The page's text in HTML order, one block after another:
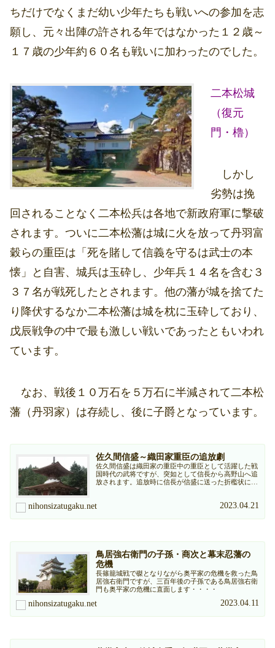
ちだけでなくまだ幼い少年たちも戦いへの参加を志
願し、元々出陣の許される年ではなかった１２歳～
１７歳の少年約６０名も戦いに加わったのでした。
二本松城
（復元
門・櫓）
しかし
劣勢は挽
回されることなく二本松兵は各地で新政府軍に撃破
されます。ついに二本松藩は城に火を放って丹羽富
穀らの重臣は「死を賭して信義を守るは武士の本
懐」と自害、城兵は玉砕し、少年兵１４名を含む３
３７名が戦死したとされます。他の藩が城を捨てた
り降伏するなか二本松藩は城を枕に玉砕しており、
戊辰戦争の中で最も激しい戦いであったともいわれ
ています。
なお、戦後１０万石を５万石に半減されて二本松
藩（丹羽家）は存続し、後に子爵となっています。
佐久間信盛～織田家重臣の追放劇
佐久間信盛は織田家の重臣中の重臣として活躍した戦
国時代の武将ですが、突如として信長から高野山へ追
放されます。追放時に信長が信盛に送った折檻状に
nihonsizatugaku.net 2023.04.21
鳥居強右衛門の子孫・商次と幕末忍藩の
危機
長篠籠城戦で磔となりながら奥平家の危機を救った鳥
居強右衛門ですが、三百年後の子孫である鳥居強右衛
門も奥平家の危機に直面します・・・・
nihonsizatugaku.net 2023.04.11